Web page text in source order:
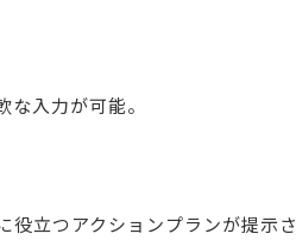
入力が可能。
立つアクションプランが提示さ